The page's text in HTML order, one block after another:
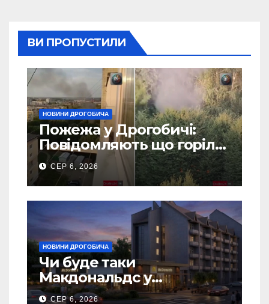
ВИ ПРОПУСТИЛИ
НОВИНИ ДРОГОБИЧА
Пожежа у Дрогобичі:
Повідомляють що горіло
5 гаражів (Відео)
СЕР 6, 2026
НОВИНИ ДРОГОБИЧА
Чи буде таки
Макдональдс у
Дрогобичі? (Фото)
СЕР 6, 2026